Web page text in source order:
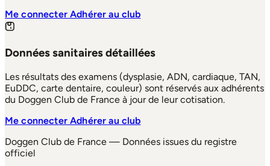
Me connecterAdhérer au club
Données sanitaires détaillées
Les résultats des examens (dysplasie, ADN, cardiaque, TAN,
EuDDC, carte dentaire, couleur) sont réservés aux adhérents
du Doggen Club de France à jour de leur cotisation.
Me connecterAdhérer au club
Doggen Club de France — Données issues du registre
officiel